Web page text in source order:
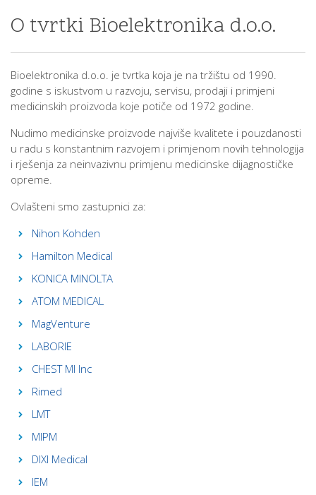
O tvrtki Bioelektronika d.o.o.
Bioelektronika d.o.o. je tvrtka koja je na tržištu od 1990.
godine s iskustvom u razvoju, servisu, prodaji i primjeni
medicinskih proizvoda koje potiče od 1972 godine.
Nudimo medicinske proizvode najviše kvalitete i pouzdanosti
u radu s konstantnim razvojem i primjenom novih tehnologija
i rješenja za neinvazivnu primjenu medicinske dijagnostičke
opreme.
Ovlašteni smo zastupnici za:
Nihon Kohden
Hamilton Medical
KONICA MINOLTA
ATOM MEDICAL
MagVenture
LABORIE
CHEST MI Inc
Rimed
LMT
MIPM
DIXI Medical
IEM